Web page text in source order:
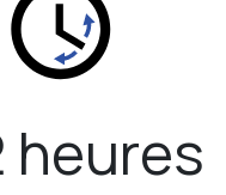
heures